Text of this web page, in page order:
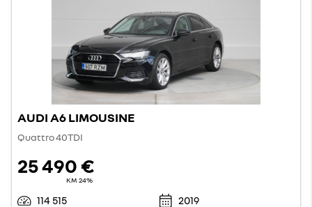
AUDI A6 LIMOUSINE
Quattro 40TDI
25 490 €
KM 24%
114 515
2019